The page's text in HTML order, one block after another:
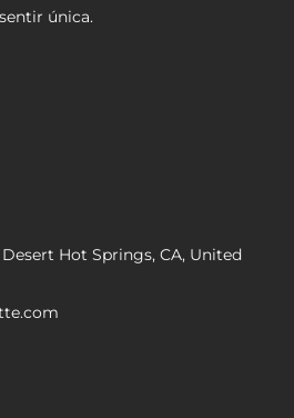
sentir única.
Hot Springs, CA, United